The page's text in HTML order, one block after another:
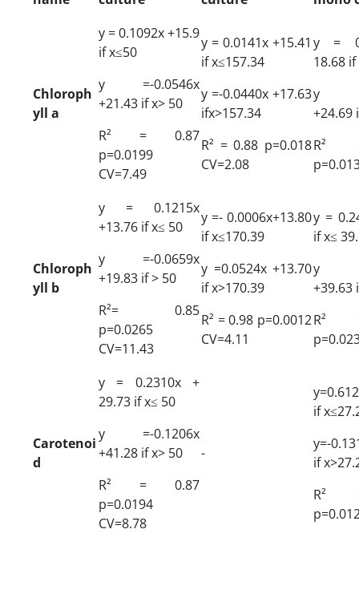
Chloroph
yll a
y = 0.1092x +15.9
if x≤50
y =-0.0546x
+21.43 if x> 50
R² = 0.87
p=0.0199
CV=7.49
y = 0.0141x +15.41
if x≤157.34
y =-0.0440x +17.63
ifx>157.34
R² = 0.88 p=0.018
CV=2.08
y =
18.68
y =-
+24.69
R²
Chloroph
yll b
y = 0.1215x
+13.76 if x≤ 50
y =-0.0659x
+19.83 if > 50
R²= 0.85
p=0.0265
CV=11.43
y =- 0.0006x+13.80
if x≤170.39
y =0.0524x +13.70
if x>170.39
R² = 0.98 p=0.0012
CV=4.11
y =
if x≤
y =-
+39.63
R²
Carotenoi
d
y = 0.2310x +
29.73 if x≤ 50
y =-0.1206x
+41.28 if x> 50
R² = 0.87
p=0.0194
CV=8.78
-
if
y=-
if
R²